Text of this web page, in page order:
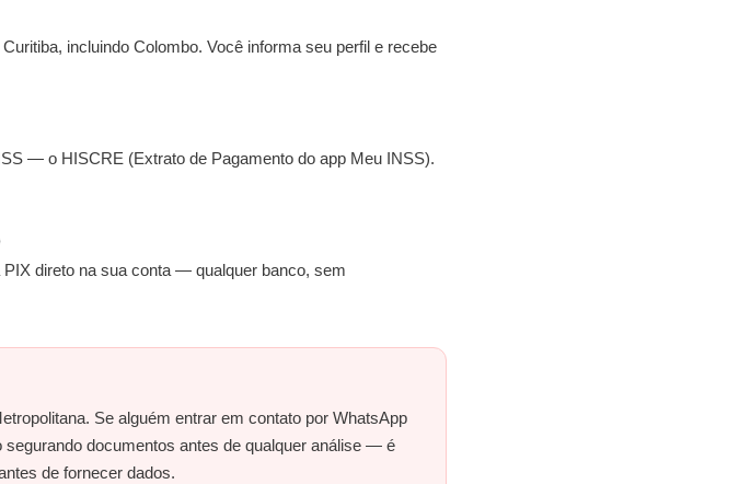
incluindo Colombo. Você informa seu perfil e recebe
— o HISCRE (Extrato de Pagamento do app Meu INSS).
direto na sua conta — qualquer banco, sem
Se alguém entrar em contato por WhatsApp
documentos antes de qualquer análise — é
de fornecer dados.